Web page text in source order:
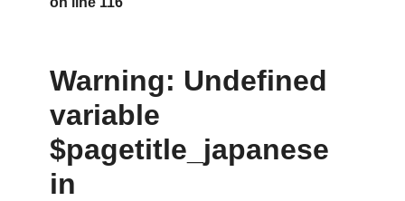
Warning: Undefined
variable
$pagetitle_japanese
in